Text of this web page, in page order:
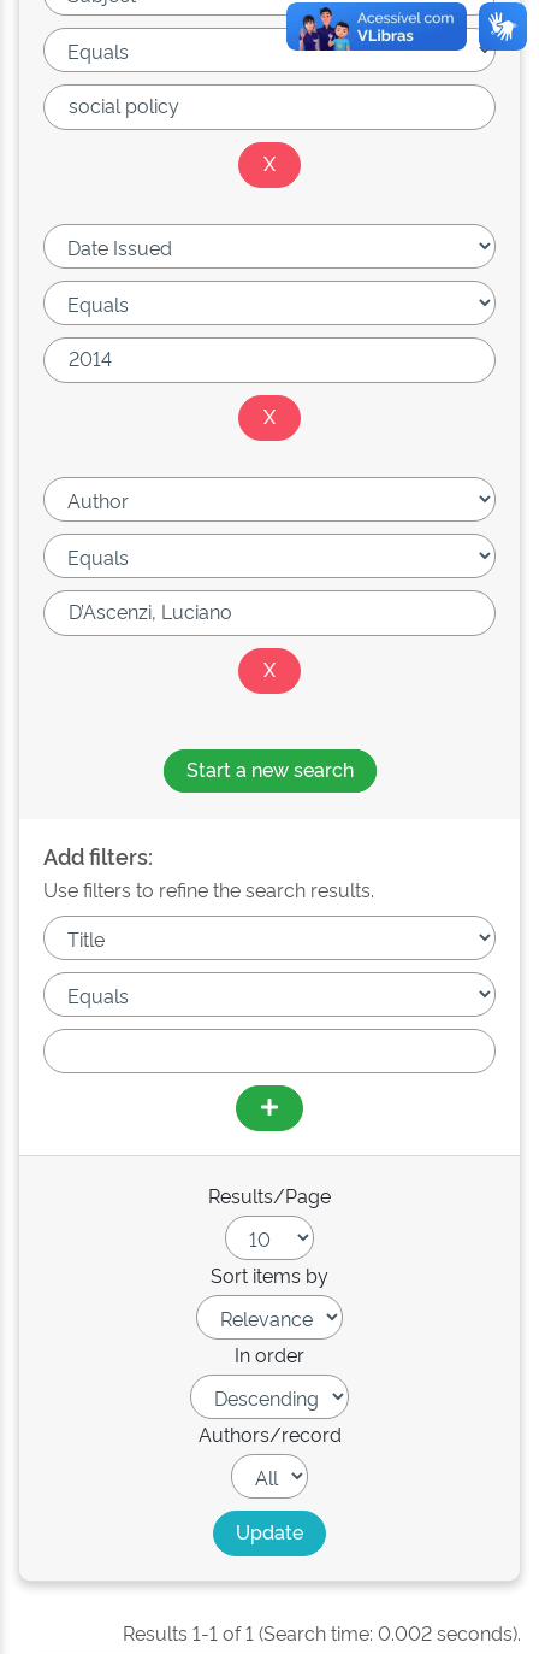
Start a new search
Add filters:
Use filters to refine the search results.
Results/Page
Sort items by
In order
Authors/record
Results 1-1 of 1 (Search time: 0.002 seconds).